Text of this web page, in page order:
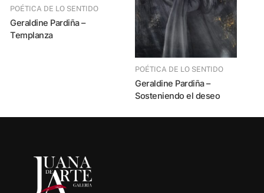
POÉTICA DE LO SENTIDO
Geraldine Pardiña –
Templanza
POÉTICA DE LO SENTIDO
Geraldine Pardiña –
Sosteniendo el deseo